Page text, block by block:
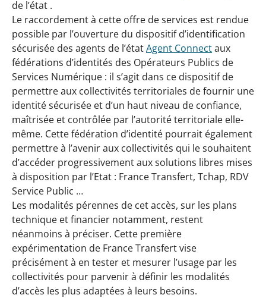
de l’état .
Le raccordement à cette offre de services est rendue
possible par l’ouverture du dispositif d’identification
sécurisée des agents de l’étatAgent Connectaux
fédérations d’identités des Opérateurs Publics de
Services Numérique : il s’agit dans ce dispositif de
permettre aux collectivités territoriales de fournir une
identité sécurisée et d’un haut niveau de confiance,
maîtrisée et contrôlée par l’autorité territoriale elle-
même. Cette fédération d’identité pourrait également
permettre à l’avenir aux collectivités qui le souhaitent
d’accéder progressivement aux solutions libres mises
à disposition par l’Etat : France Transfert, Tchap, RDV
Service Public …
Les modalités pérennes de cet accès, sur les plans
technique et financier notamment, restent
néanmoins à préciser. Cette première
expérimentation de France Transfert vise
précisément à en tester et mesurer l’usage par les
collectivités pour parvenir à définir les modalités
d’accès les plus adaptées à leurs besoins.